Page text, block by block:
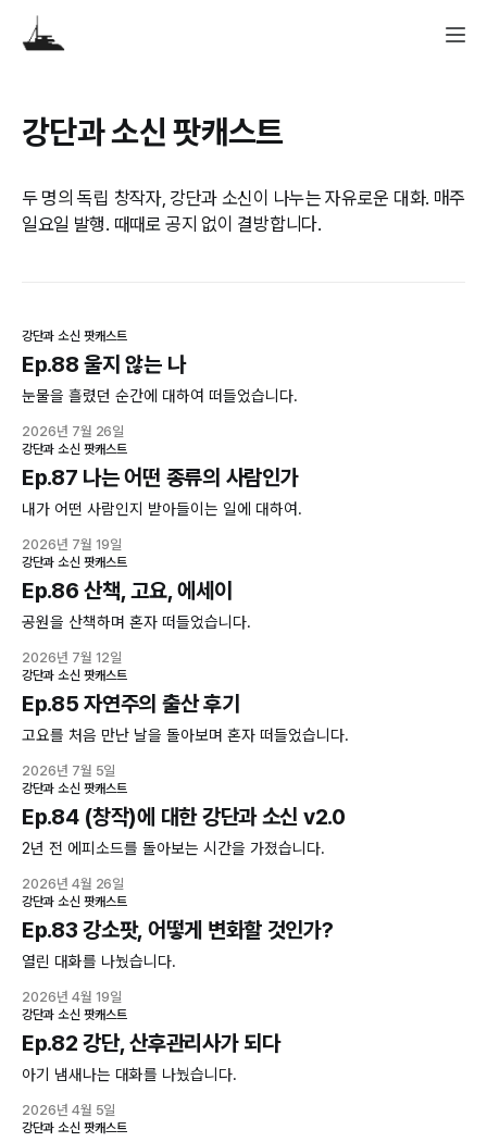
강단과 소신 팟캐스트
두 명의 독립 창작자, 강단과 소신이 나누는 자유로운 대화. 매주
일요일 발행. 때때로 공지 없이 결방합니다.
강단과 소신 팟캐스트
Ep.88 울지 않는 나
눈물을 흘렸던 순간에 대하여 떠들었습니다.
2026년 7월 26일
강단과 소신 팟캐스트
Ep.87 나는 어떤 종류의 사람인가
내가 어떤 사람인지 받아들이는 일에 대하여.
2026년 7월 19일
강단과 소신 팟캐스트
Ep.86 산책, 고요, 에세이
공원을 산책하며 혼자 떠들었습니다.
2026년 7월 12일
강단과 소신 팟캐스트
Ep.85 자연주의 출산 후기
고요를 처음 만난 날을 돌아보며 혼자 떠들었습니다.
2026년 7월 5일
강단과 소신 팟캐스트
Ep.84 (창작)에 대한 강단과 소신 v2.0
2년 전 에피소드를 돌아보는 시간을 가졌습니다.
2026년 4월 26일
강단과 소신 팟캐스트
Ep.83 강소팟, 어떻게 변화할 것인가?
열린 대화를 나눴습니다.
2026년 4월 19일
강단과 소신 팟캐스트
Ep.82 강단, 산후관리사가 되다
아기 냄새나는 대화를 나눴습니다.
2026년 4월 5일
강단과 소신 팟캐스트